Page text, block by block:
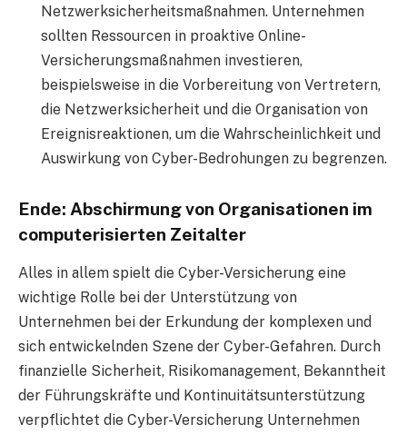
Netzwerksicherheitsmaßnahmen. Unternehmen
sollten Ressourcen in proaktive Online-
Versicherungsmaßnahmen investieren,
beispielsweise in die Vorbereitung von Vertretern,
die Netzwerksicherheit und die Organisation von
Ereignisreaktionen, um die Wahrscheinlichkeit und
Auswirkung von Cyber-Bedrohungen zu begrenzen.
Ende: Abschirmung von Organisationen im
computerisierten Zeitalter
Alles in allem spielt die Cyber-Versicherung eine
wichtige Rolle bei der Unterstützung von
Unternehmen bei der Erkundung der komplexen und
sich entwickelnden Szene der Cyber-Gefahren. Durch
finanzielle Sicherheit, Risikomanagement, Bekanntheit
der Führungskräfte und Kontinuitätsunterstützung
verpflichtet die Cyber-Versicherung Unternehmen